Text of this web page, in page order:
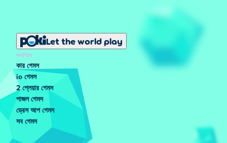
Let the world play
জনপ্রিয়
কার গেমস
io গেমস
2 প্লেয়ার গেমস
পাজল গেমস
ড্রেস আপ গেমস
সব গেমস